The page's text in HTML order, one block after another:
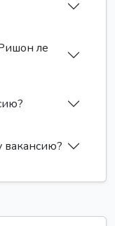
ле
вакансию?